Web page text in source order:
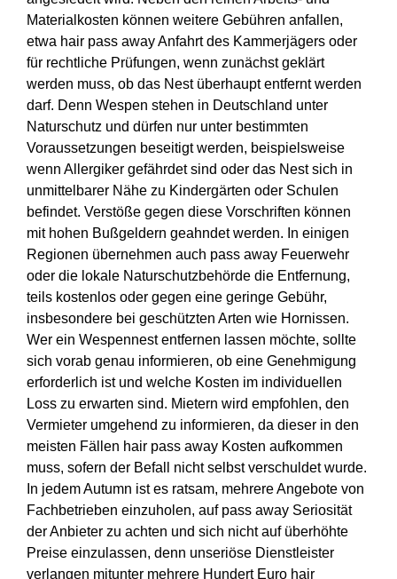
Materialkosten können weitere Gebühren anfallen,
etwa hair pass away Anfahrt des Kammerjägers oder
für rechtliche Prüfungen, wenn zunächst geklärt
werden muss, ob das Nest überhaupt entfernt werden
darf. Denn Wespen stehen in Deutschland unter
Naturschutz und dürfen nur unter bestimmten
Voraussetzungen beseitigt werden, beispielsweise
wenn Allergiker gefährdet sind oder das Nest sich in
unmittelbarer Nähe zu Kindergärten oder Schulen
befindet. Verstöße gegen diese Vorschriften können
mit hohen Bußgeldern geahndet werden. In einigen
Regionen übernehmen auch pass away Feuerwehr
oder die lokale Naturschutzbehörde die Entfernung,
teils kostenlos oder gegen eine geringe Gebühr,
insbesondere bei geschützten Arten wie Hornissen.
Wer ein Wespennest entfernen lassen möchte, sollte
sich vorab genau informieren, ob eine Genehmigung
erforderlich ist und welche Kosten im individuellen
Loss zu erwarten sind. Mietern wird empfohlen, den
Vermieter umgehend zu informieren, da dieser in den
meisten Fällen hair pass away Kosten aufkommen
muss, sofern der Befall nicht selbst verschuldet wurde.
In jedem Autumn ist es ratsam, mehrere Angebote von
Fachbetrieben einzuholen, auf pass away Seriosität
der Anbieter zu achten und sich nicht auf überhöhte
Preise einzulassen, denn unseriöse Dienstleister
verlangen mitunter mehrere Hundert Euro hair